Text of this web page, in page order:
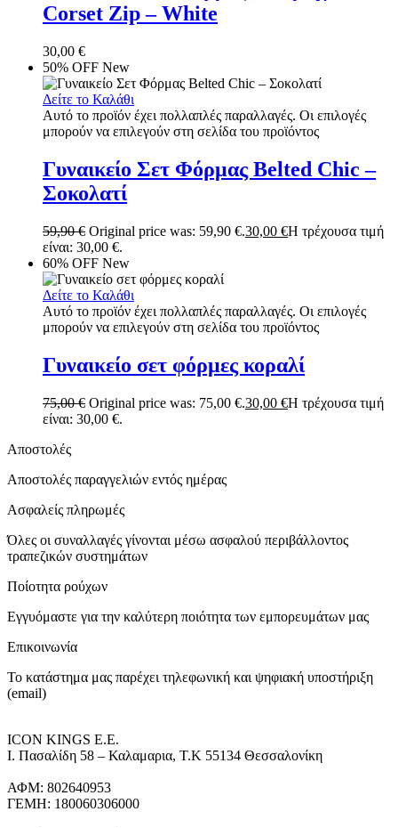
Corset Zip – White
30,00 €
50% OFF New
Δείτε το Καλάθι
Αυτό το προϊόν έχει πολλαπλές παραλλαγές. Οι επιλογές
μπορούν να επιλεγούν στη σελίδα του προϊόντος
Γυναικείο Σετ Φόρμας Belted Chic –
Σοκολατί
59,90€ Original price was: 59,90 €.30,00 €Η τρέχουσα τιμή
είναι: 30,00 €.
60% OFF New
Δείτε το Καλάθι
Αυτό το προϊόν έχει πολλαπλές παραλλαγές. Οι επιλογές
μπορούν να επιλεγούν στη σελίδα του προϊόντος
Γυναικείο σετ φόρμες κοραλί
75,00€ Original price was: 75,00 €.30,00 €Η τρέχουσα τιμή
είναι: 30,00 €.
Αποστολές
Αποστολές παραγγελιών εντός ημέρας
Ασφαλείς πληρωμές
Όλες οι συναλλαγές γίνονται μέσω ασφαλού περιβάλλοντος
τραπεζικών συστημάτων
Ποίοτητα ρούχων
Εγγυόμαστε για την καλύτερη ποιότητα των εμπορευμάτων μας
Επικοινωνία
Το κατάστημα μας παρέχει τηλεφωνική και ψηφιακή υποστήριξη
(email)
ICON KINGS Ε.Ε.
Ι. Πασαλίδη 58 – Καλαμαρια, Τ.Κ 55134 Θεσσαλονίκη
ΑΦΜ: 802640953
ΓΕΜΗ: 180060306000